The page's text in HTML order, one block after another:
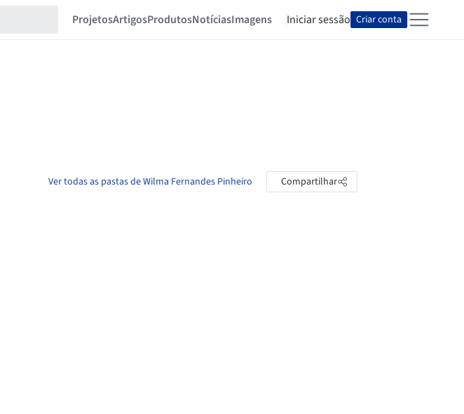
ProjetosArtigosProdutosNotíciasImagens Iniciar sessão Criar conta
Ver todas as pastas de Wilma Fernandes Pinheiro Compartilhar